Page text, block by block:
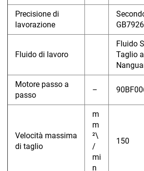
Precisione di
lavorazione
Fluido di lavoro
Fluido
Taglio
Motore passo a
passo
–
Velocità massima
di taglio
m
m
²\
/
mi
n
150